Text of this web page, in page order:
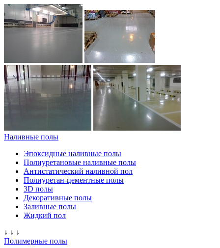
Наливные полы
Эпоксидные наливные полы
Полиуретановые наливные полы
Антистатический наливной пол
Полиуретан-цементные полы
3D полы
Декоративные полы
Заливные полы
Жидкий пол
↓ ↓ ↓
Полимерные полы